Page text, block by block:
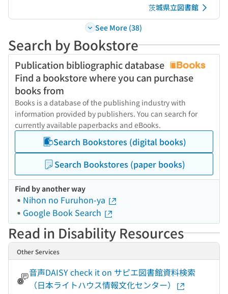
茨城県立図書館
See More (38)
Search by Bookstore
Publication bibliographic database
Find a bookstore where you can purchase
books from
Books is a database of the publishing industry with
information provided by publishers. You can search for
currently available paperbacks and eBooks.
Search Bookstores (digital books)
Search Bookstores (paper books)
Find by another way
Nihon no Furuhon-ya
Google Book Search
Read in Disability Resources
Other Services
音声DAISY check it on サピエ図書館資料検索
（日本ライトハウス情報文化センター）